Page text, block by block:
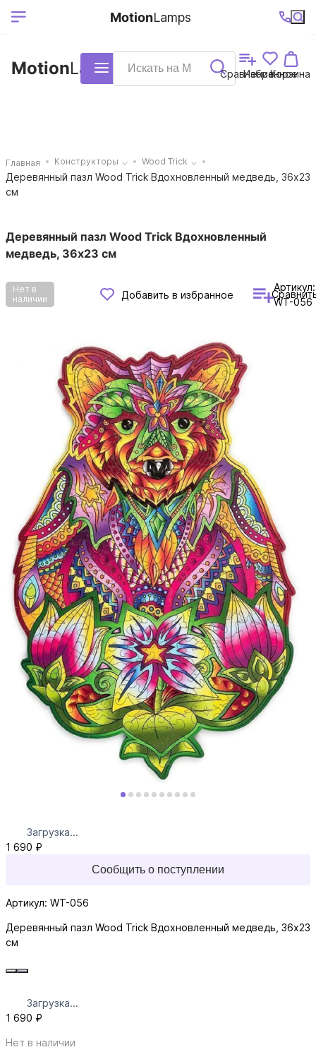
Ваш регион
Выберите ваш
+7 (495)740-
38-68
График
работы
MotionLamps Каталог Сравнение
Избранное
Корзина
MotionLamps
Главная Конструкторы Wood Trick
Деревянный пазл Wood Trick Вдохновленный медведь, 36x23
см
Деревянный пазл Wood Trick Вдохновленный
медведь, 36x23 см
Нет в
наличии
Добавить в избранное
Артикул:
WT-056
Загрузка...
1 690 ₽
Сообщить о поступлении
Артикул: WT-056
Деревянный пазл Wood Trick Вдохновленный медведь, 36x23
см
Загрузка...
1 690 ₽
Нет в наличии